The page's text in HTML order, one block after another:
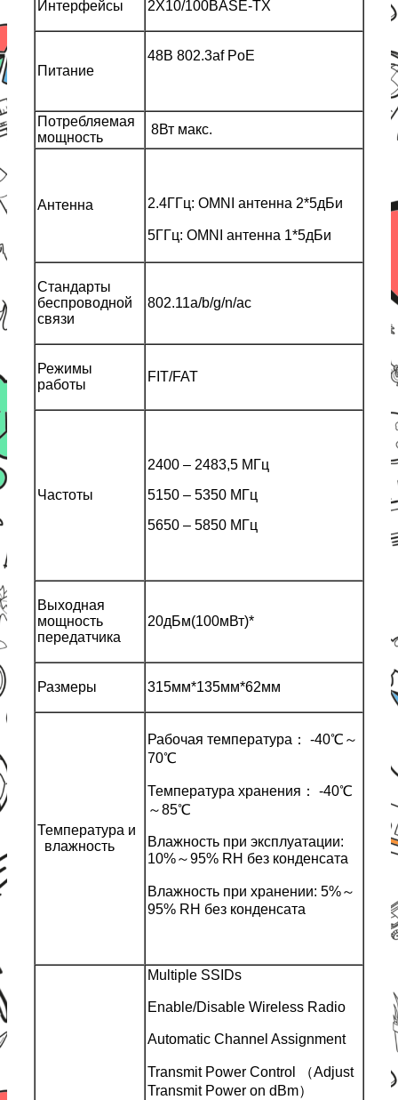
Интерфейсы 2X10/100BASE-TX
Питание
48В 802.3af PoE
Потребляемая
мощность
8Вт макс.
Антенна 2.4ГГц: OMNI антенна 2*5дБи
5ГГц: OMNI антенна 1*5дБи
Стандарты
беспроводной
связи
802.11a/b/g/n/ac
Режимы
работы
FIT/FAT
Частоты
2400 – 2483,5 МГц
5150 – 5350 МГц
5650 – 5850 МГц
Выходная
мощность
передатчика
20дБм(100мВт)*
Размеры 315мм*135мм*62мм
Температура и
влажность
Рабочая температура： -40℃～
70℃
Температура хранения： -40℃
～85℃
Влажность при эксплуатации:
10%～95% RH без конденсата
Влажность при хранении: 5%～
95% RH без конденсата
Multiple SSIDs
Enable/Disable Wireless Radio
Automatic Channel Assignment
Transmit Power Control （Adjust
Transmit Power on dBm）